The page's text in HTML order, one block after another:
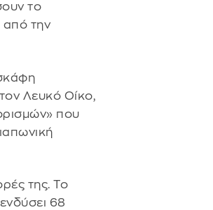
το
από την
Λευκό Οίκο,
που
της. Το
68